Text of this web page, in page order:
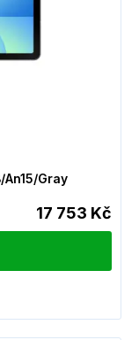
Gray
17 753 Kč